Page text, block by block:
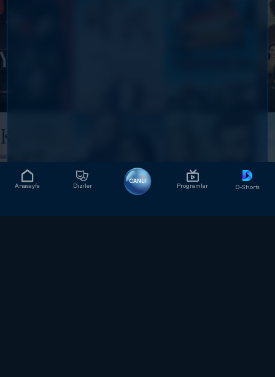
Anasayfa Diziler
CANLI
Programlar D-Shorts